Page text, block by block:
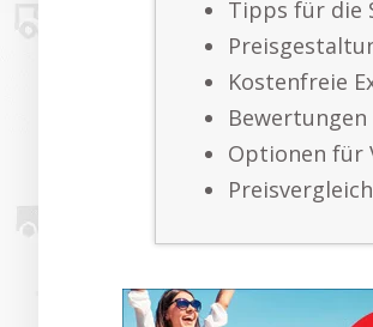
Tipps für die
Kostenfreie
Optionen für